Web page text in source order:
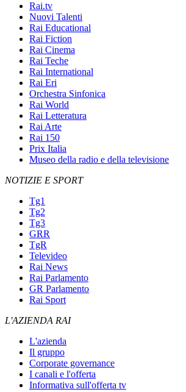
Rai.tv
Nuovi Talenti
Rai Educational
Rai Fiction
Rai Cinema
Rai Teche
Rai International
Rai Eri
Orchestra Sinfonica
Rai World
Rai Letteratura
Rai Arte
Rai 150
Prix Italia
Museo della radio e della televisione
NOTIZIE E SPORT
Tg1
Tg2
Tg3
GRR
TgR
Televideo
Rai News
Rai Parlamento
GR Parlamento
Rai Sport
L'AZIENDA RAI
L'azienda
Il gruppo
Corporate governance
I canali e l'offerta
Informativa sull'offerta tv